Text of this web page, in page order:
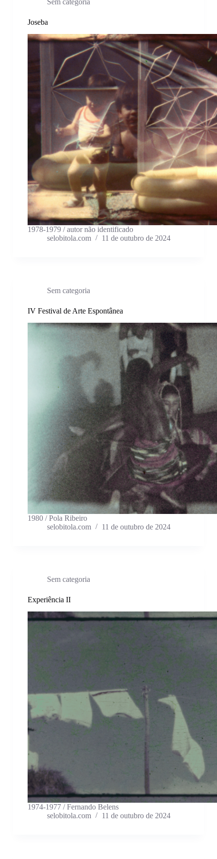
Sem categoria
Joseba
1978-1979 / autor não identificado
selobitola.com
11 de outubro de 2024
Sem categoria
IV Festival de Arte Espontânea
1980 / Pola Ribeiro
selobitola.com
11 de outubro de 2024
Sem categoria
Experiência II
1974-1977 / Fernando Belens
selobitola.com
11 de outubro de 2024